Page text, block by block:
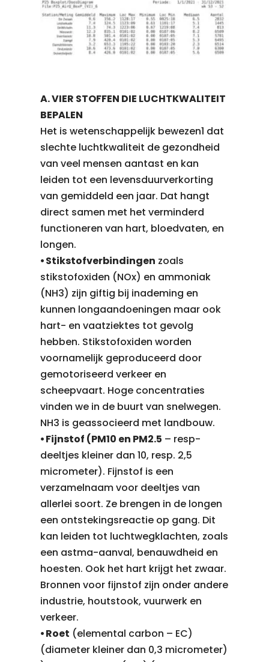
A. VIER STOFFEN DIE LUCHTKWALITEIT
BEPALEN
Het is wetenschappelijk bewezen1 dat
slechte luchtkwaliteit de gezondheid
van veel mensen aantast en kan
leiden tot een levensduurverkorting
van gemiddeld een jaar. Dat hangt
direct samen met het verminderd
functioneren van hart, bloedvaten, en
longen.
⦁ Stikstofverbindingen zoals
stikstofoxiden (NOx) en ammoniak
(NH3) zijn giftig bij inademing en
kunnen longaandoeningen maar ook
hart- en vaatziektes tot gevolg
hebben. Stikstofoxiden worden
voornamelijk geproduceerd door
gemotoriseerd verkeer en
scheepvaart. Hoge concentraties
vinden we in de buurt van snelwegen.
NH3 is geassocieerd met landbouw.
⦁ Fijnstof (PM10 en PM2.5 – resp-
deeltjes kleiner dan 10, resp. 2,5
micrometer). Fijnstof is een
verzamelnaam voor deeltjes van
allerlei soort. Ze brengen in de longen
een ontstekingsreactie op gang. Dit
kan leiden tot luchtwegklachten, zoals
een astma-aanval, benauwdheid en
hoesten. Ook het hart krijgt het zwaar.
Bronnen voor fijnstof zijn onder andere
industrie, houtstook, vuurwerk en
verkeer.
⦁ Roet (elemental carbon – EC)
(diameter kleiner dan 0,3 micrometer)